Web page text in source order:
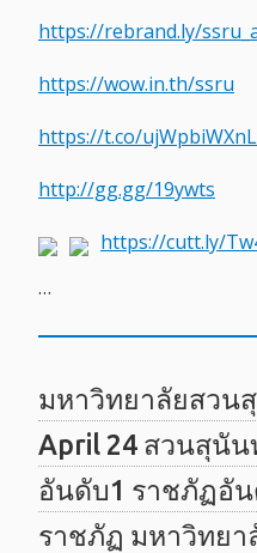
https://rebrand.ly/
https://wow.in.th/ssru
https://t.co/ujWpbiWXnL
http://gg.gg/19ywts
https://cutt.ly/
…
มหาวิทยาลัยสวน
April 24 สวนสุนั
อันดับ1 ราชภัฏอั
ราชภัฏ มหาวิทยา